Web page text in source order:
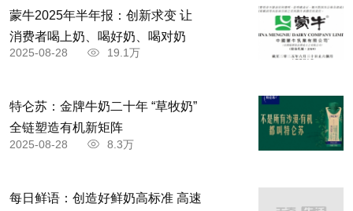
蒙牛2025年半年报：创新求变 让
消费者喝上奶、喝好奶、喝对奶
2025-08-28 19.1万
特仑苏：金牌牛奶二十年 “草牧奶”
全链塑造有机新矩阵
2025-08-28 8.3万
每日鲜语：创造好鲜奶高标准 高速